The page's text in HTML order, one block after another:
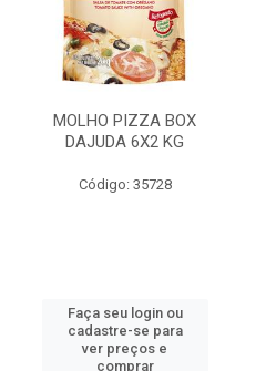
MOLHO PIZZA BOX
DAJUDA 6X2 KG
Código: 35728
Faça seu login ou
cadastre-se para
ver preços e
comprar